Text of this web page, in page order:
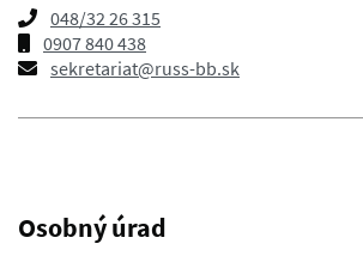
048/32 26 315
0907 840 438
sekretariat@russ-bb.sk
Osobný úrad